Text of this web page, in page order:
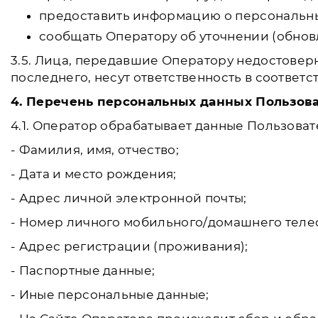
предоставить информацию о
сообщать Оператору об уточнении
3.5. Лица, передавшие Оператору
последнего, несут ответственность в
4. Перечень персональных данных
4.1. Оператор обрабатывает данные
- Фамилия, имя, отчество;
- Дата и место рождения;
- Адрес личной электронной почты;
- Номер личного мобильного/домашнего
- Адрес регистрации (проживания);
- Паспортные данные;
- Иные персональные данные;